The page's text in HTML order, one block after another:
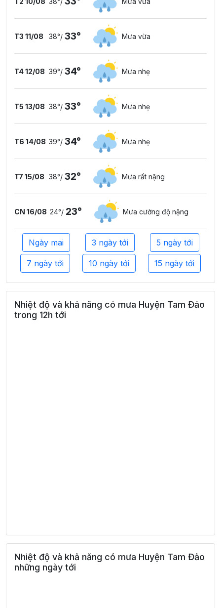
/
T3 11/08 38°/ 33° Mưa vừa
T4 12/08 39°/ 34° Mưa nhẹ
T5 13/08 38°/ 33° Mưa nhẹ
T6 14/08 39°/ 34° Mưa nhẹ
T7 15/08 38°/ 32° Mưa rất nặng
CN 16/08 24°/ 23° Mưa cường độ nặng
Ngày mai 3 ngày tới 5 ngày tới
7 ngày tới 10 ngày tới 15 ngày tới
Nhiệt độ và khả năng có mưa Huyện Tam Đảo
trong 12h tới
Nhiệt độ và khả năng có mưa Huyện Tam Đảo
những ngày tới